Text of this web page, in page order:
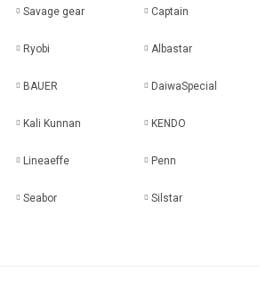
Savage gear Captain
Ryobi Albastar
BAUER DaiwaSpecial
Kali Kunnan KENDO
Lineaeffe Penn
Seabor Silstar